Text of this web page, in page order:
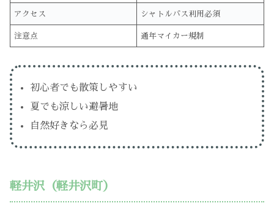
アクセス シャトルバス利用必須
注意点 通年マイカー規制
初心者でも散策しやすい
夏でも涼しい避暑地
自然好きなら必見
軽井沢（軽井沢町）